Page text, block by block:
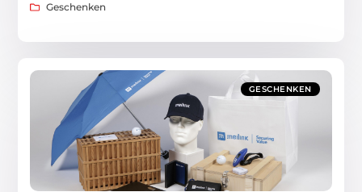
Geschenken
GESCHENKEN